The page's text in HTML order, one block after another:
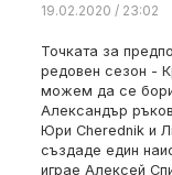
19.02.2020 / 23:02
Точката за
редовен сезон -
можем да се
Александър
Юри Cherednik и
създаде един
играе Алексей